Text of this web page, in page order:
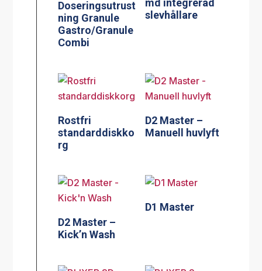
Doseringsutrust
ning Granule
Gastro/Granule
Combi
slevhållare
Rostfri
standarddiskko
rg
D2 Master –
Manuell huvlyft
D2 Master –
Kick’n Wash
D1 Master